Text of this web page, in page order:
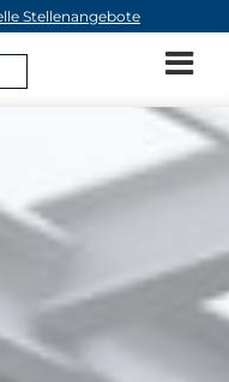
Stellenangebote